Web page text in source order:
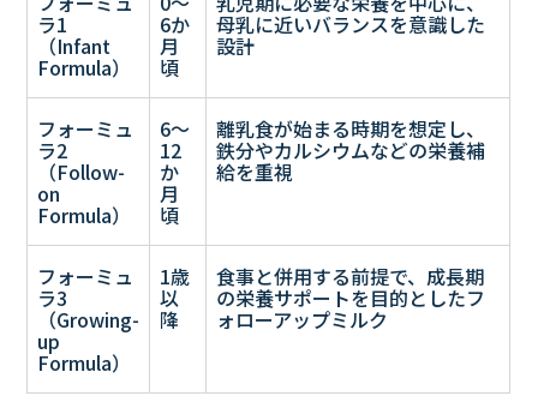
ラ1
（Infant
Formula）
6か
月
頃
母乳に近いバランスを意識した
設計
フォーミュ
ラ2
（Follow-
on
Formula）
6〜
12
か
月
頃
離乳食が始まる時期を想定し、
鉄分やカルシウムなどの栄養補
給を重視
フォーミュ
ラ3
（Growing-
up
Formula）
1歳
以
降
食事と併用する前提で、成長期
の栄養サポートを目的としたフ
ォローアップミルク